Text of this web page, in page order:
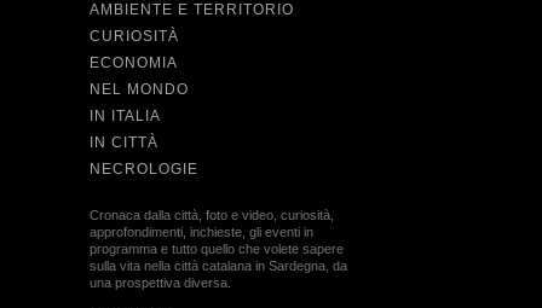
AMBIENTE E TERRITORIO
CURIOSITÀ
ECONOMIA
NEL MONDO
IN ITALIA
IN CITTÀ
NECROLOGIE
Cronaca dalla città, foto e video, curiosità,
approfondimenti, inchieste, gli eventi in
programma e tutto quello che volete sapere
sulla vita nella città catalana in Sardegna, da
una prospettiva diversa.